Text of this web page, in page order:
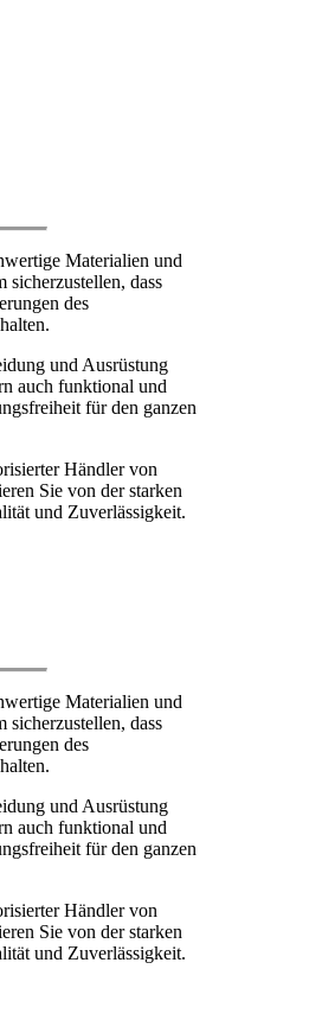
Materialien und
sicherzustellen, dass
des
und Ausrüstung
auch funktional und
für den ganzen
Händler von
Sie von der starken
und Zuverlässigkeit.
Materialien und
sicherzustellen, dass
des
und Ausrüstung
auch funktional und
für den ganzen
Händler von
Sie von der starken
und Zuverlässigkeit.